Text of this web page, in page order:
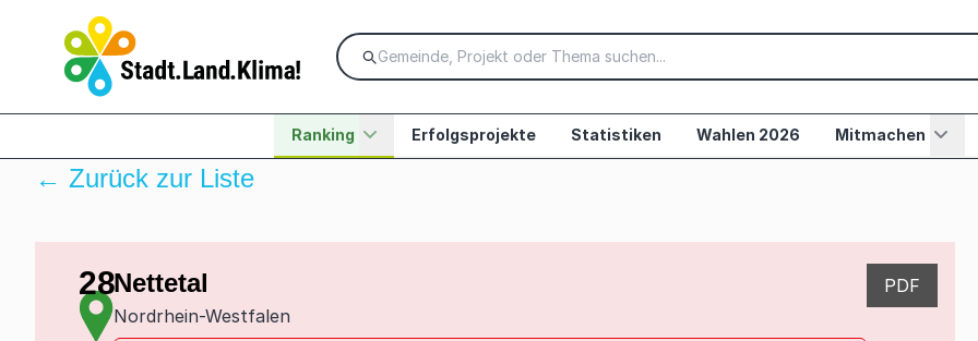
Ranking Erfolgsprojekte Statistiken Wahlen 2026 Mitmachen
← Zurück zur Liste
28Nettetal
Nordrhein-Westfalen
PDF